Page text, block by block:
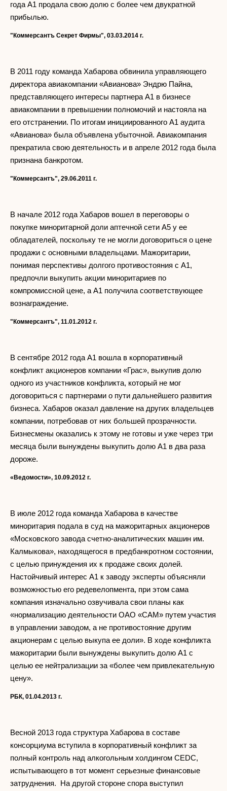
года А1 продала свою долю с более чем двукратной
прибылью.
"Коммерсантъ Секрет Фирмы", 03.03.2014 г.
В 2011 году команда Хабарова обвинила управляющего
директора авиакомпании «Авианова» Эндрю Пайна,
представляющего интересы партнера А1 в бизнесе
авиакомпании в превышении полномочий и настояла на
его отстранении. По итогам инициированного А1 аудита
«Авианова» была объявлена убыточной. Авиакомпания
прекратила свою деятельность и в апреле 2012 года была
признана банкротом.
"Коммерсантъ", 29.06.2011 г.
В начале 2012 года Хабаров вошел в переговоры о
покупке миноритарной доли аптечной сети А5 у ее
обладателей, поскольку те не могли договориться о цене
продажи с основными владельцами. Мажоритарии,
понимая перспективы долгого противостояния с А1,
предпочли выкупить акции миноритариев по
компромиссной цене, а А1 получила соответствующее
вознаграждение.
"Коммерсантъ", 11.01.2012 г.
В сентябре 2012 года А1 вошла в корпоративный
конфликт акционеров компании «Грас», выкупив долю
одного из участников конфликта, который не мог
договориться с партнерами о пути дальнейшего развития
бизнеса. Хабаров оказал давление на других владельцев
компании, потребовав от них большей прозрачности.
Бизнесмены оказались к этому не готовы и уже через три
месяца были вынуждены выкупить долю А1 в два раза
дороже.
«Ведомости», 10.09.2012 г.
В июле 2012 года команда Хабарова в качестве
миноритария подала в суд на мажоритарных акционеров
«Московского завода счетно-аналитических машин им.
Калмыкова», находящегося в предбанкротном состоянии,
с целью принуждения их к продаже своих долей.
Настойчивый интерес А1 к заводу эксперты объясняли
возможностью его редевелопмента, при этом сама
компания изначально озвучивала свои планы как
«нормализацию деятельности ОАО «САМ» путем участия
в управлении заводом, а не противостояние другим
акционерам с целью выкупа ее доли». В ходе конфликта
мажоритарии были вынуждены выкупить долю А1 с
целью ее нейтрализации за «более чем привлекательную
цену».
РБК, 01.04.2013 г.
Весной 2013 года структура Хабарова в составе
консорциума вступила в корпоративный конфликт за
полный контроль над алкогольным холдингом CEDC,
испытывающего в тот момент серьезные финансовые
затруднения. На другой стороне спора выступил